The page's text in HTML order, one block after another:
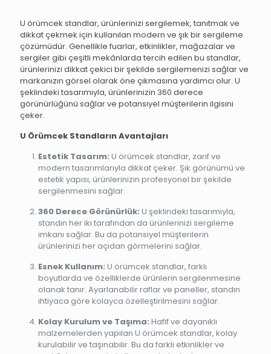
U örümcek standlar, ürünlerinizi sergilemek, tanıtmak ve
dikkat çekmek için kullanılan modern ve şık bir sergileme
çözümüdür. Genellikle fuarlar, etkinlikler, mağazalar ve
sergiler gibi çeşitli mekânlarda tercih edilen bu standlar,
ürünlerinizi dikkat çekici bir şekilde sergilemenizi sağlar ve
markanızın görsel olarak öne çıkmasına yardımcı olur. U
şeklindeki tasarımıyla, ürünlerinizin 360 derece
görünürlüğünü sağlar ve potansiyel müşterilerin ilgisini
çeker.
U Örümcek Standların Avantajları
Estetik Tasarım: U örümcek standlar, zarif ve
modern tasarımlarıyla dikkat çeker. Şık görünümü ve
estetik yapısı, ürünlerinizin profesyonel bir şekilde
sergilenmesini sağlar.
360 Derece Görünürlük: U şeklindeki tasarımıyla,
standın her iki tarafından da ürünlerinizi sergileme
imkanı sağlar. Bu da potansiyel müşterilerin
ürünlerinizi her açıdan görmelerini sağlar.
Esnek Kullanım: U örümcek standlar, farklı
boyutlarda ve özelliklerde ürünlerin sergilenmesine
olanak tanır. Ayarlanabilir raflar ve paneller, standın
ihtiyaca göre kolayca özelleştirilmesini sağlar.
Kolay Kurulum ve Taşıma: Hafif ve dayanıklı
malzemelerden yapılan U örümcek standlar, kolay
kurulabilir ve taşınabilir. Bu da farklı etkinlikler ve